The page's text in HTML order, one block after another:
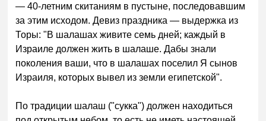
— 40-летним скитаниям в пустыне, последовавшим
за этим исходом. Девиз праздника — выдержка из
Торы: "В шалашах живите семь дней; каждый в
Израиле должен жить в шалаше. Дабы знали
поколения ваши, что в шалашах поселил Я сынов
Израиля, которых вывел из земли египетской".
По традиции шалаш ("сукка") должен находиться